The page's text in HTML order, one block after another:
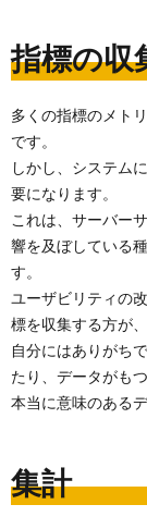
指標の収
多くの指標のメト
です。
しかし、システム
要になります。
これは、サーバー
響を及ぼしている
す。
ユーザビリティの
標を収集する方が
自分にはありがち
たり、データがも
本当に意味のある
集計